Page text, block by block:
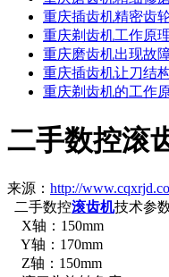
重庆插齿机精密齿
重庆剃齿机工作原
重庆磨齿机出现故
重庆插齿机让刀结
重庆剃齿机的工作
二手数控滚
来源： http://
二手数控滚齿机技术参
X轴：150mm
Y轴：170mm
Z轴：150mm